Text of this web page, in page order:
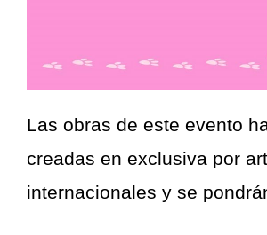
Las obras de este evento
creadas en exclusiva por
internacionales y se